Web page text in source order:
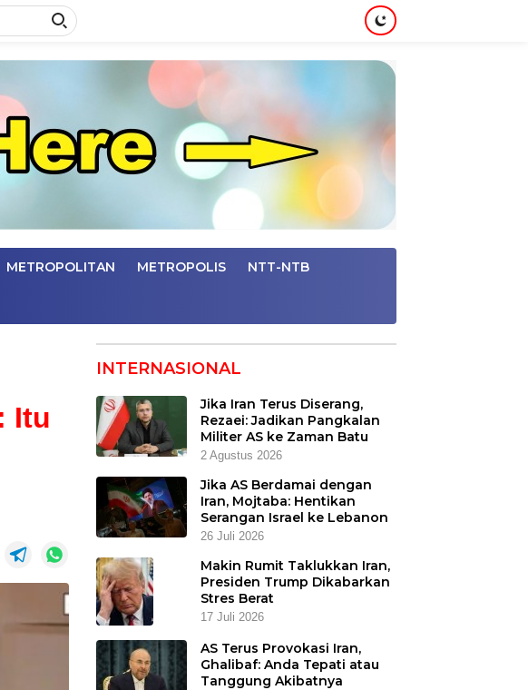
METROPOLITAN METROPOLIS NTT-NTB
Itu
INTERNASIONAL
Jika Iran Terus Diserang,
Rezaei: Jadikan Pangkalan
Militer AS ke Zaman Batu
2 Agustus 2026
Jika AS Berdamai dengan
Iran, Mojtaba: Hentikan
Serangan Israel ke Lebanon
26 Juli 2026
Makin Rumit Taklukkan Iran,
Presiden Trump Dikabarkan
Stres Berat
17 Juli 2026
AS Terus Provokasi Iran,
Ghalibaf: Anda Tepati atau
Tanggung Akibatnya